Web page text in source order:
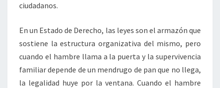
ciudadanos.
En un Estado de Derecho, las leyes son el armazón que
sostiene la estructura organizativa del mismo, pero
cuando el hambre llama a la puerta y la supervivencia
familiar depende de un mendrugo de pan que no llega,
la legalidad huye por la ventana. Cuando el hambre